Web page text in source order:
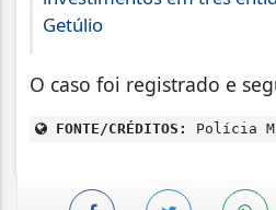
Getúlio
O caso foi registrado e
FONTE/CRÉDITOS: Polícia